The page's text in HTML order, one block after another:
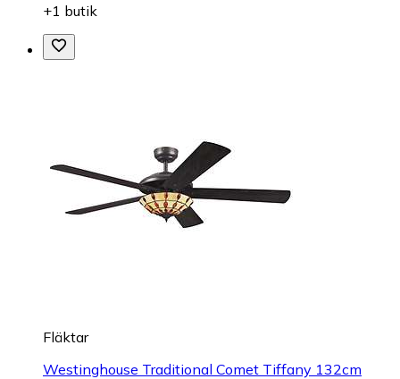
+1 butik
Fläktar
Westinghouse Traditional Comet Tiffany 132cm